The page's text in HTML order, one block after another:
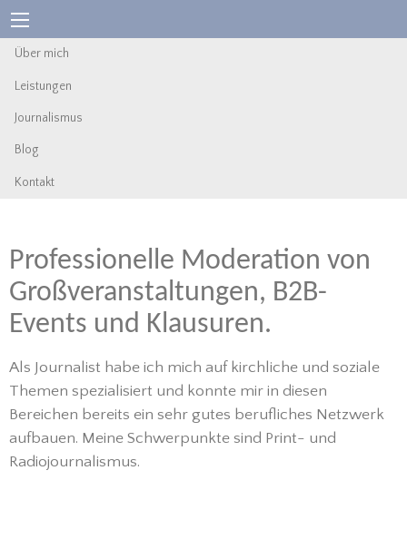
Über mich
Leistungen
Journalismus
Blog
Kontakt
Professionelle Moderation von
Großveranstaltungen, B2B-
Events und Klausuren.
Als Journalist habe ich mich auf kirchliche und soziale
Themen spezialisiert und konnte mir in diesen
Bereichen bereits ein sehr gutes berufliches Netzwerk
aufbauen. Meine Schwerpunkte sind Print- und
Radiojournalismus.